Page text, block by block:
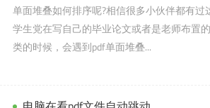
单面堆叠如何排序呢?相信很多小伙伴都有过
学生党在写自己的毕业论文或者是老师布置
类的时候，会遇到pdf单面堆叠...